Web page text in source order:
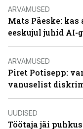
ARVAMUSED
Mats Päeske: kas
eeskujul juhid AI-
ARVAMUSED
Piret Potisepp:
vanuselist
UUDISED
Töötaja jäi